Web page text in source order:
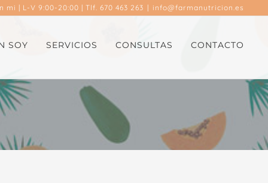
mi | L-V 9:00-20:00 | Tlf. 670 463 263 | info@farmanutricion.es
SOY SERVICIOS CONSULTAS CONTACTO